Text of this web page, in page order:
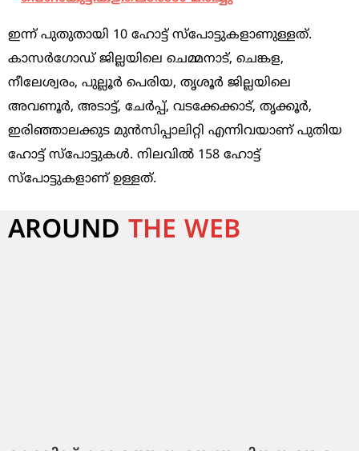
ഇന്ന് പുതുതായി 10 ഹോട്ട് സ്‌പോട്ടുകളാണുള്ളത്.
കാസര്‍ഗോഡ് ജില്ലയിലെ ചെമ്മനാട്, ചെങ്കള,
നീലേശ്വരം, പുല്ലൂര്‍ പെരിയ, തൃശൂര്‍ ജില്ലയിലെ
അവണൂര്‍, അടാട്ട്, ചേര്‍പ്പ്, വടക്കേക്കാട്, തൃക്കൂര്‍,
ഇരിഞ്ഞാലക്കുട മുന്‍സിപ്പാലിറ്റി എന്നിവയാണ് പുതിയ
ഹോട്ട് സ്‌പോട്ടുകള്‍. നിലവില്‍ 158 ഹോട്ട്
സ്‌പോട്ടുകളാണ് ഉള്ളത്.
AROUND THE WEB